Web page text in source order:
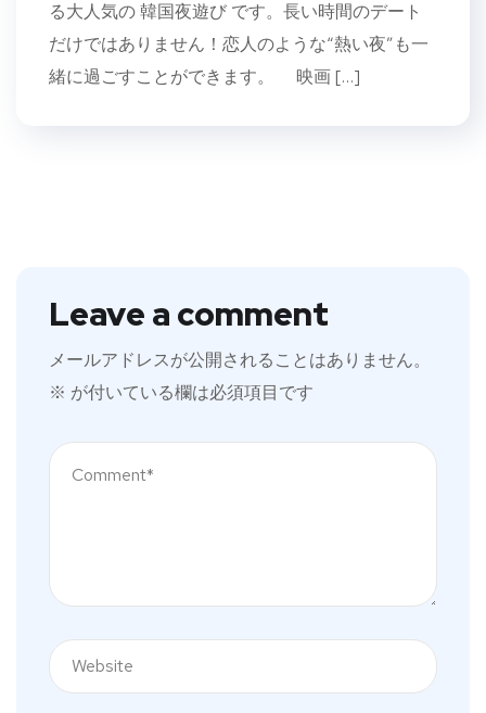
る大人気の 韓国夜遊び です。長い時間のデート
だけではありません！恋人のような“熱い夜”も一
緒に過ごすことができます。 映画 […]
Leave a comment
メールアドレスが公開されることはありません。
※ が付いている欄は必須項目です